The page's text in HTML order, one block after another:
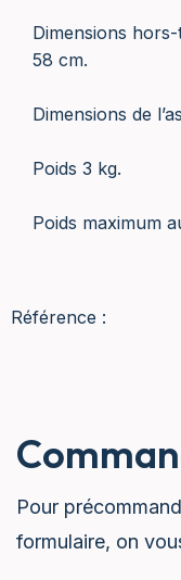
Dimensions
58 cm.
Dimensions de
Poids 3 kg.
Poids maximum
Référence :
Pour
formulaire, on